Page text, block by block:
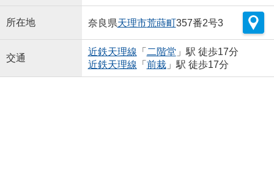
所在地 奈良県天理市荒蒔町357番2号3
交通
近鉄天理線 「 二階堂 」駅 徒歩17分
近鉄天理線 「 前栽」駅 徒歩17分